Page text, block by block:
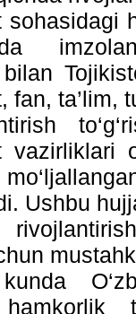
sohasidagi
fan, ta’lim,
vazirliklari
Ushbu